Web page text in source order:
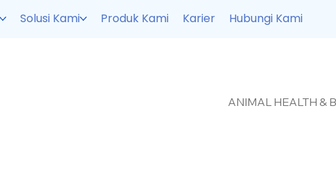
Solusi Kami Produk Kami Karier Hubungi Kami
ANIMAL HEALTH &